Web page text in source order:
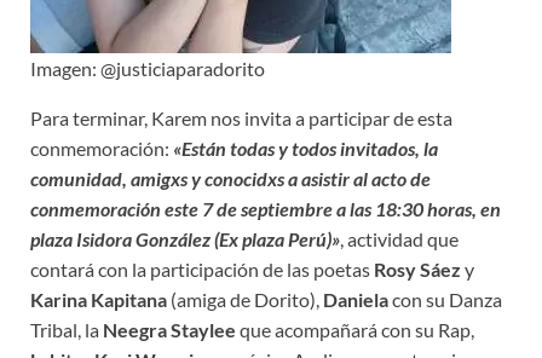
Imagen: @justiciaparadorito
Para terminar, Karem nos invita a participar de esta
conmemoración: «Están todas y todos invitados, la
comunidad, amigxs y conocidxs a asistir al acto de
conmemoración este 7 de septiembre a las 18:30 horas, en
plaza Isidora González (Ex plaza Perú)» , actividad que
contará con la participación de las poetas Rosy Sáez y
Karina Kapitana (amiga de Dorito), Danielacon su Danza
Tribal, la Neegra Staylee que acompañará con su Rap,